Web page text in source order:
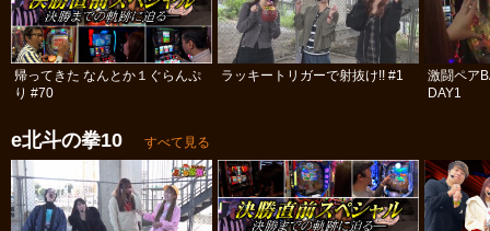
帰ってきた なんとか１ぐらんぷ
り #70
ラッキートリガーで射抜け!! #1
激闘ペア
DAY1
e北斗の拳10 すべて見る